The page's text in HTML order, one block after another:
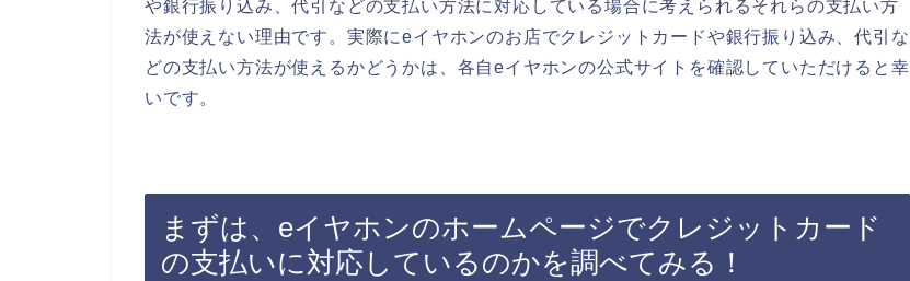
や銀行振り込み、代引などの支払い方法に対応している場合に考えられるそれらの支払い方
法が使えない理由です。実際にeイヤホンのお店でクレジットカードや銀行振り込み、代引な
どの支払い方法が使えるかどうかは、各自eイヤホンの公式サイトを確認していただけると幸
いです。
まずは、eイヤホンのホームページでクレジットカード
の支払いに対応しているのかを調べてみる！